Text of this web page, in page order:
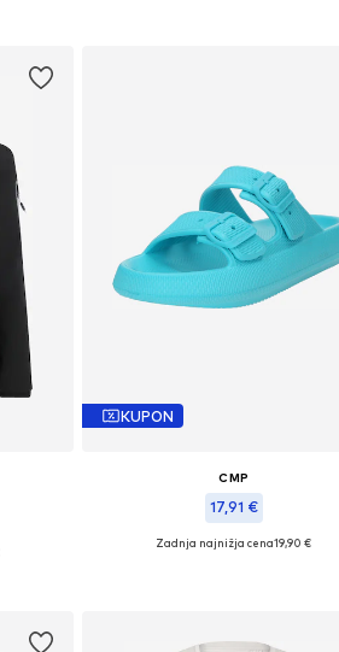
KUPON
CMP
17,91 €
Razpoložljive velikosti: 36-37, 40-41
Zadnja najnižja cena19,90 €